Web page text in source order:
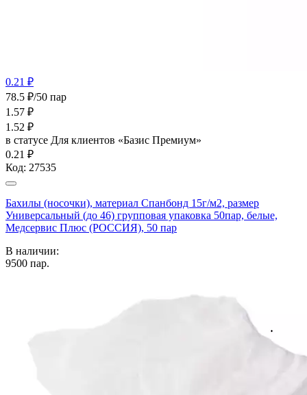
0.21 ₽
78.5 ₽/50 пар
1.57 ₽
1.52 ₽
в статусе Для клиентов «Базис Премиум»
0.21 ₽
Код: 27535
Бахилы (носочки), материал Спанбонд 15г/м2, размер
Универсальный (до 46) групповая упаковка 50пар, белые,
Медсервис Плюс (РОССИЯ), 50 пар
В наличии:
9500 пар.